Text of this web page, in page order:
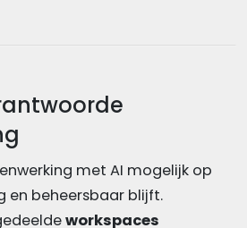
met AI mogelijk op
en beheersbaar blijft.
workspaces